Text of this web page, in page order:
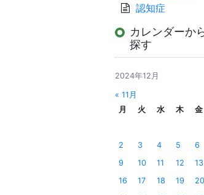
認知症
カレンダーか
探す
2024年12月
« 11月
月
火 水 木 金
2
3 4 5 6
9
10 11 12 13
16
17 18 19 20